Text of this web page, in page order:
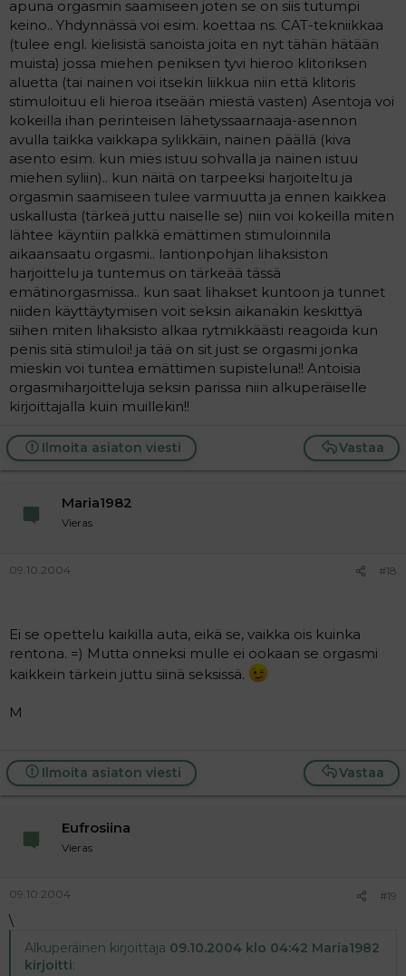
apuna orgasmin saamiseen joten se on siis tutumpi
keino.. Yhdynnässä voi esim. koettaa ns. CAT-tekniikkaa
(tulee engl. kielisistä sanoista joita en nyt tähän hätään
muista) jossa miehen peniksen tyvi hieroo klitoriksen
aluetta (tai nainen voi itsekin liikkua niin että klitoris
stimuloituu eli hieroa itseään miestä vasten) Asentoja voi
kokeilla ihan perinteisen lähetyssaarnaaja-asennon
avulla taikka vaikkapa sylikkäin, nainen päällä (kiva
asento esim. kun mies istuu sohvalla ja nainen istuu
miehen syliin).. kun näitä on tarpeeksi harjoiteltu ja
orgasmin saamiseen tulee varmuutta ja ennen kaikkea
uskallusta (tärkeä juttu naiselle se) niin voi kokeilla miten
lähtee käyntiin palkkä emättimen stimuloinnila
aikaansaatu orgasmi.. lantionpohjan lihaksiston
harjoittelu ja tuntemus on tärkeää tässä
emätinorgasmissa.. kun saat lihakset kuntoon ja tunnet
niiden käyttäytymisen voit seksin aikanakin keskittyä
siihen miten lihaksisto alkaa rytmikkäästi reagoida kun
penis sitä stimuloi! ja tää on sit just se orgasmi jonka
mieskin voi tuntea emättimen supisteluna!! Antoisia
orgasmiharjoitteluja seksin parissa niin alkuperäiselle
kirjoittajalla kuin muillekin!!
Vastaa
Ilmoita asiaton viesti
Maria1982
Vieras
09.10.2004 #18
Ei se opettelu kaikilla auta, eikä se, vaikka ois kuinka
rentona. =) Mutta onneksi mulle ei ookaan se orgasmi
kaikkein tärkein juttu siinä seksissä.
M
Vastaa
Ilmoita asiaton viesti
Eufrosiina
Vieras
09.10.2004 #19
\
Alkuperäinen kirjoittaja 09.10.2004 klo 04:42 Maria1982
kirjoitti: